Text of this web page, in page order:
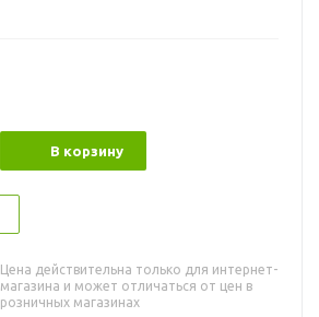
В корзину
Цена действительна только для интернет-
магазина и может отличаться от цен в
розничных магазинах